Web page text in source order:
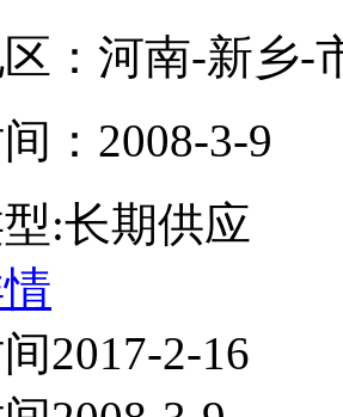
：河南-新乡-
：2008-3-9
:长期供应
2017-2-16